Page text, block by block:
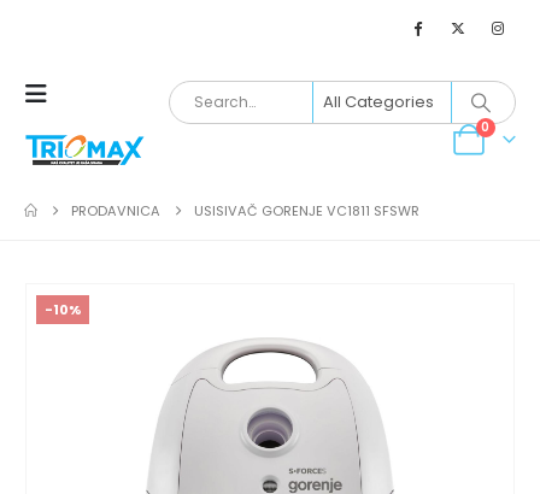
0
PRODAVNICA USISIVAČ GORENJE VC1811 SFSWR
-10%